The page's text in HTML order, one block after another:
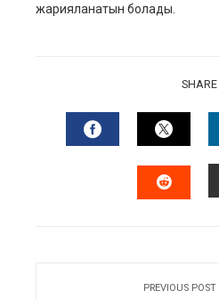
жарияланатын болады.
SHARE
FACEBOOK
PREVIOUS POST